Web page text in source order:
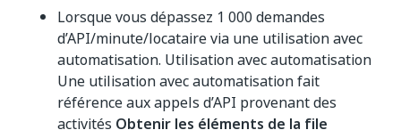
Lorsque vous dépassez 1 000 demandes
d’API/minute/locataire via une utilisation avec
automatisation. Utilisation avec automatisation
Une utilisation avec automatisation fait
référence aux appels d’API provenant des
activités Obtenir les éléments de la file